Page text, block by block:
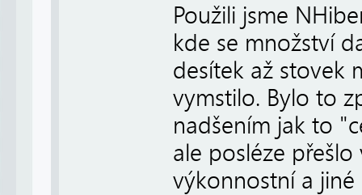
Použili jsme
kde se množství
desítek až stovek
vymstilo. Bylo to
nadšením jak to
ale posléze
výkonnostní a jiné